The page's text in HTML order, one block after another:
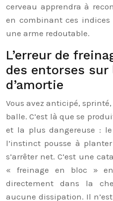
cerveau apprendra à
en combinant ces
une arme redoutable.
L’erreur de
des entorses sur
d’amortie
Vous avez anticipé,
balle. C’est là que se
et la plus dangereuse : le
l’instinct pousse à
s’arrêter net. C’est une
« freinage en bloc »
directement dans la
aucune dissipation. Il